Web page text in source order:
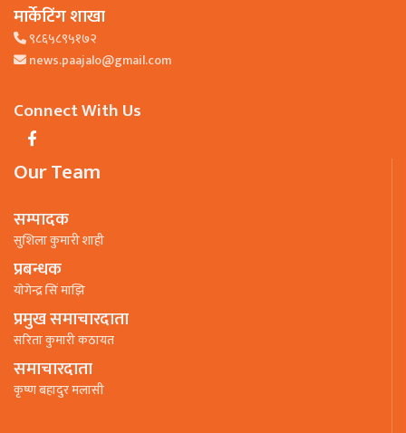
मार्केटिंग शाखा
९८६५८९५१७२
news.paajalo@gmail.com
Connect With Us
Our Team
सम्पादक
सुशिला कुमारी शाही
प्रबन्धक
याेगेन्द्र सिं माझि
प्रमुख समाचारदाता
सरिता कुमारी कठायत
समाचारदाता
कृष्ण बहादुर मलासी